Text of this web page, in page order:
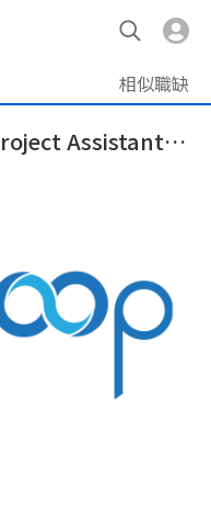
相似職缺
【Kaohsiung】Amazon Project Assistant_Order Review